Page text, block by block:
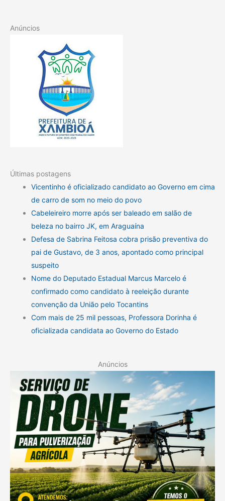
Anúncios
Últimas postagens
Vicentinho é oficializado candidato ao Governo em cima
de carro de som no meio do povo
Cabeleireiro morre após ser baleado em salão de
beleza no bairro JK, em Araguaína
Defesa de Sabrina Feitosa cobra prisão preventiva do
pai de Gustavo, de 3 anos, apontado como principal
suspeito
Nome do Deputado Estadual Marcus Marcelo é
confirmado como candidato à reeleição durante
convenção da União pelo Tocantins
Com mais de 25 mil pessoas, Professora Dorinha é
oficializada candidata ao Governo do Estado
Anúncios